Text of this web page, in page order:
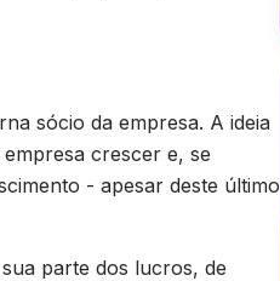
sócio da empresa. A ideia
crescer e, se
- apesar deste último
parte dos lucros, de